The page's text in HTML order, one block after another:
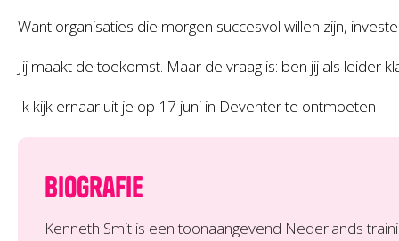
Want organisaties die morgen succesvol willen zijn,
Jij maakt de toekomst. Maar de vraag is: ben jij als leider
Ik kijk ernaar uit je op 17 juni in Deventer te ontmoeten
Biografie
Kenneth Smit is een toonaangevend Nederlands